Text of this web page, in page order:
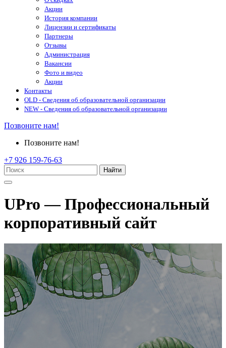
Акции
История компании
Лицензии и сертификаты
Партнеры
Отзывы
Администрация
Вакансии
Фото и видео
Акции
Контакты
OLD - Сведения об образовательной организации
NEW - Сведения об образовательной организации
Позвоните нам!
Позвоните нам!
+7 926 159-76-63
Найти
UPro — Профессиональный
корпоративный сайт